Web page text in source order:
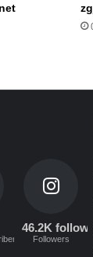
46.2K
Followers